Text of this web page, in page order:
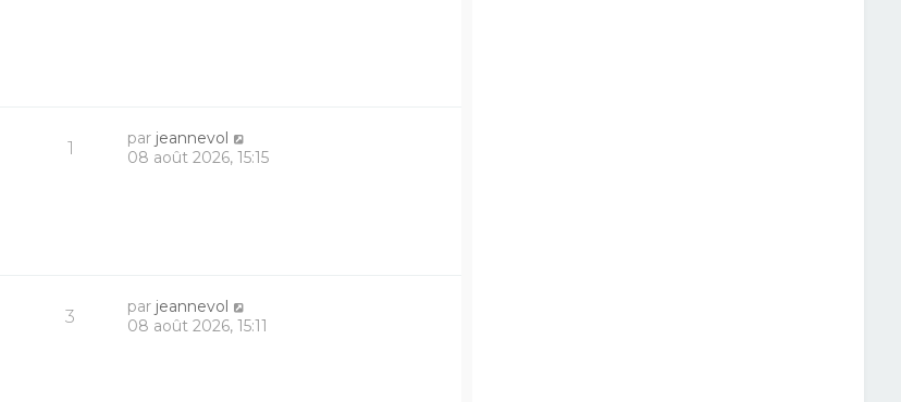
1 par jeannevol
08 août 2026, 15:15
3 par jeannevol
08 août 2026, 15:11